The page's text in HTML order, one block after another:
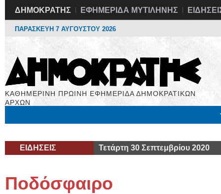
ΔΗΜΟΚΡΑΤΗΣ ΕΦΗΜΕΡΙΔΑ ΜΥΤΙΛΗΝΗΣ
ΠΑΡΑΣΚΕΥΗ 7 ΑΥΓΟΥΣΤΟΥ 2026
ΚΑΘΗΜΕΡΙΝΗ ΠΡΩΙΝΗ ΕΦΗΜΕΡΙΔΑ ΔΗΜΟΚΡΑΤΙΚΩΝ
ΑΡΧΩΝ
ΕΙΔΗΣΕΙΣ Τετάρτη 30 Σεπτεμβρίου 2020
Ποδόσφαιρο